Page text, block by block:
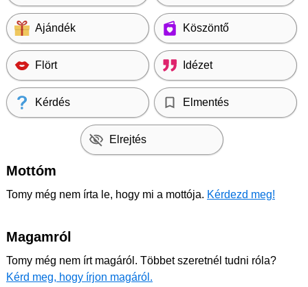
Ajándék Köszöntő
Flört Idézet
Kérdés Elmentés
Elrejtés
Mottóm
Tomy még nem írta le, hogy mi a mottója. Kérdezd meg!
Magamról
Tomy még nem írt magáról. Többet szeretnél tudni róla?
Kérd meg, hogy írjon magáról.